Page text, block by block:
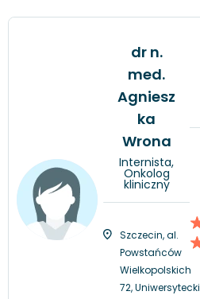
dr n.
med.
Agniesz
ka
Wrona
Internista,
Onkolog
kliniczny
Szczecin, al.
Powstańców
Wielkopolskich
72, Uniwersytecki